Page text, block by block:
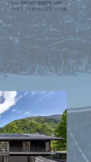
・ISO 45001:2018 認証取得 14465
・ecoオフィスまつもと認定（三つ星）